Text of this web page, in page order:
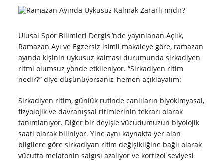
Ulusal Spor Bilimleri Dergisi’nde yayınlanan Açlık,
Ramazan Ayı ve Egzersiz isimli makaleye göre, ramazan
ayında kişinin uykusuz kalması durumunda sirkadiyen
ritmi olumsuz yönde etkileniyor. “Sirkadiyen ritim
nedir?” diye düşünüyorsanız, hemen açıklayalım:
Sirkadiyen ritim, günlük rutinde canlıların biyokimyasal,
fizyolojik ve davranışsal ritimlerinin tekrarı olarak
tanımlanıyor. Diğer bir deyişle vücudumuzun biyolojik
saati olarak biliniyor. Yine aynı kaynakta yer alan
bilgilere göre sirkadiyan ritim değişikliğine bağlı olarak
vücutta melatonin salgısı azalıyor ve kortizol seviyesi